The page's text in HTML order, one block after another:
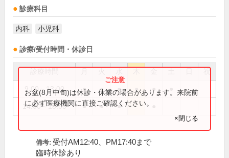
診療科目
内科 小児科
診療/受付時間・休診日
祝
9:00～13:00 ● ● ● ● ●
14:00～18:00 ● ● ●
お盆(8月中旬)は休診・休業の場合があります。来院前
に必ず医療機関に直接ご確認ください。
×閉じる
備考: 受付AM12:40、PM17:40まで
臨時休診あり